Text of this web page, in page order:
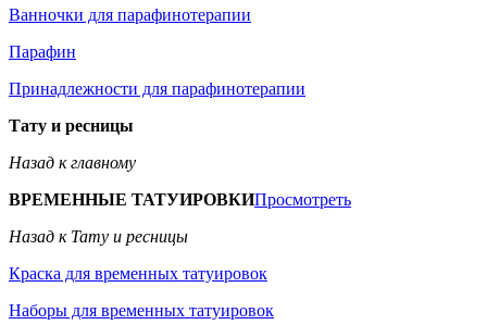
Ванночки для парафинотерапии
Парафин
Принадлежности для парафинотерапии
Тату и ресницы
Назад к главному
ВРЕМЕННЫЕ ТАТУИРОВКИПросмотреть
Назад к Тату и ресницы
Краска для временных татуировок
Наборы для временных татуировок